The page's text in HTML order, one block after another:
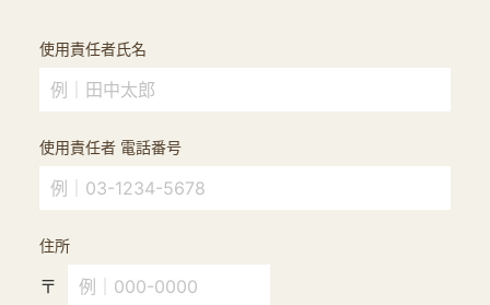
使用責任者氏名
使用責任者 電話番号
住所
〒